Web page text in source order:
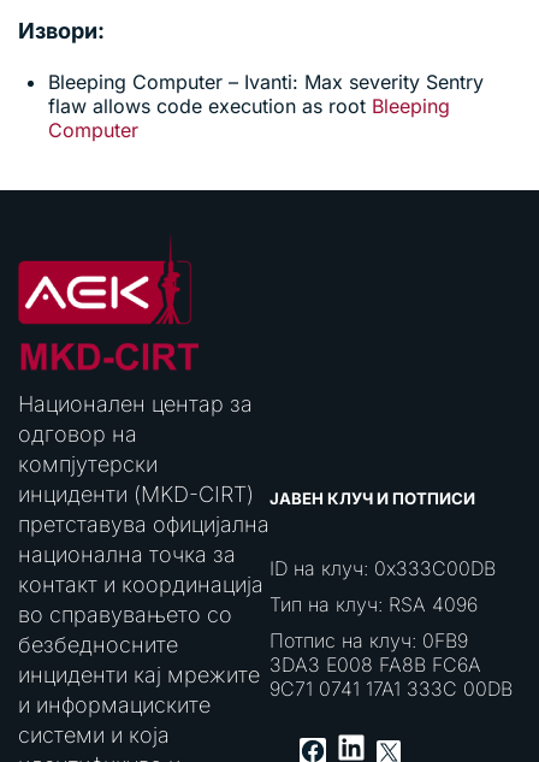
Извори:
Bleeping Computer – Ivanti: Max severity Sentry
flaw allows code execution as root Bleeping
Computer
Национален центар за
одговор на
компјутерски
инциденти (MKD-CIRT)
претставува официјална
национална точка за
контакт и координација
во справувањето со
безбедносните
инциденти кај мрежите
и информациските
системи и која
ЈАВЕН КЛУЧ И ПОТПИСИ
ID на клуч: 0x333C00DB
Тип на клуч: RSA 4096
Потпис на клуч: 0FB9
3DA3 E008 FA8B FC6A
9C71 0741 17A1 333C 00DB
Facebook
LinkedIn
X